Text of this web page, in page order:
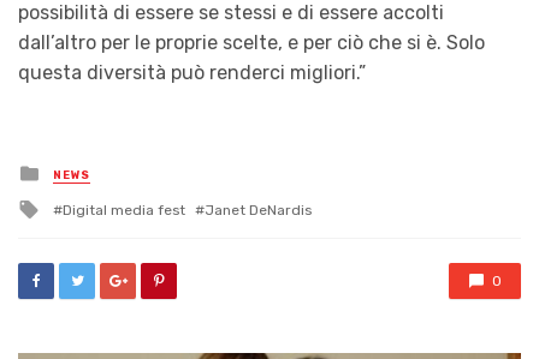
possibilità di essere se stessi e di essere accolti
dall’altro per le proprie scelte, e per ciò che si è. Solo
questa diversità può renderci migliori.”
Posted
in
NEWS
Tagged
Digital media fest Janet DeNardis
0